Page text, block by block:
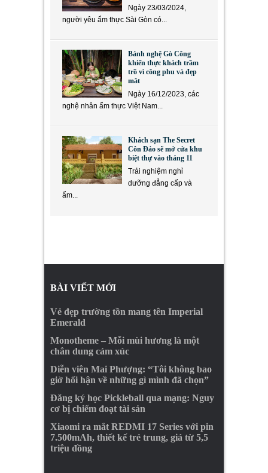
Ngày 23/03/2024,
người yêu ẩm thực Sài Gòn có...
Bánh nghệ Gò Công
khiến thực khách trầm
trồ vì công phu và đẹp
mắt
Ngày 16/12/2023, các
nghệ nhân ẩm thực Việt Nam...
Khách sạn The Secret
Côn Đảo sẽ mở cửa khu
biệt thự vào tháng 11
Trải nghiệm nghỉ
dưỡng đẳng cấp và
ẩm...
BÀI VIẾT MỚI
Vẻ đẹp trường tồn mang tên Imperial
Emerald
Monotheme – Mỗi mùi hương là một
chân dung cảm xúc
Diễn viên Mai Phượng: “Tôi không bao
giờ hối hận về những gì mình đã chọn”
Đăng ký học Pickleball qua mạng: Nguy
cơ bị chiếm đoạt tài sản
Xiaomi ra mắt REDMI 17 Series với pin
7.500mAh, thiết kế trẻ trung, giá từ 5,5
triệu đồng